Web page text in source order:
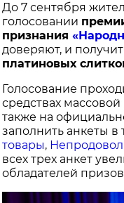
До 7 сентября
голосовании п
признания
доверяют, и
платиновых
Голосование
средствах
также на
заполнить анкеты в
товары,
всех трех анкет
обладателей